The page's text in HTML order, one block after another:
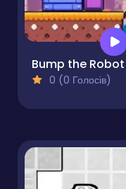
0 (0 Голосів)